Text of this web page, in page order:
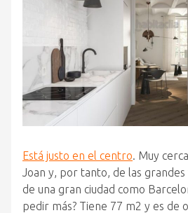
Está justo en el centro. Muy
Joan y, por tanto, de las grandes
de una gran ciudad como
pedir más? Tiene 77 m2 y es de